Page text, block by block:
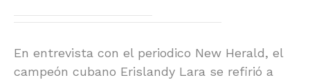
En entrevista con el periodico New Herald, el
campeón cubano Erislandy Lara se refirió a